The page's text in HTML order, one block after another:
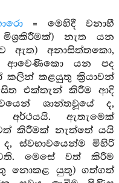
= මෙහිදී වනාහී
නැත යන
ඇත) අනාසිත්තකො,
ආවෙණිකො යන පද
කළයුතු ක්‍රියාවන්
එක්තැන් කිරීම ආදි
ශාන්තවූයේ ද,
ඇතැමෙක්
කිරීමක් නැත්තේ යයි
ස්වභාවයෙන්ම මිහිරි
මෙසේ වත් කිරීම
නොකළ යුතු) ගත්ගත්